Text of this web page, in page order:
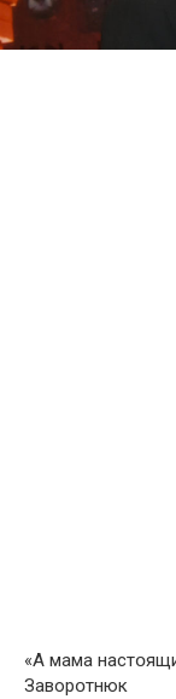
«А мaма
Заворօтнюк